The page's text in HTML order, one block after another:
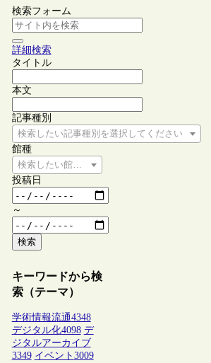
検索フォーム
詳細検索
タイトル
本文
記事種別
検索したい記事種別を選択してください
館種
検索したい館種を選択してください
投稿日
～
検索
キーワードから検
索（テーマ）
学術情報流通4348
デジタル化4098 デ
ジタルアーカイブ
3349 イベント 3009